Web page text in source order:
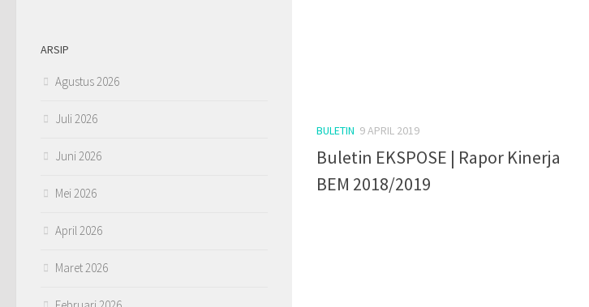
BULETIN 9 APRIL 2019
Buletin EKSPOSE | Rapor Kinerja
BEM 2018/2019
ARSIP
Agustus 2026
Juli 2026
Juni 2026
Mei 2026
April 2026
Maret 2026